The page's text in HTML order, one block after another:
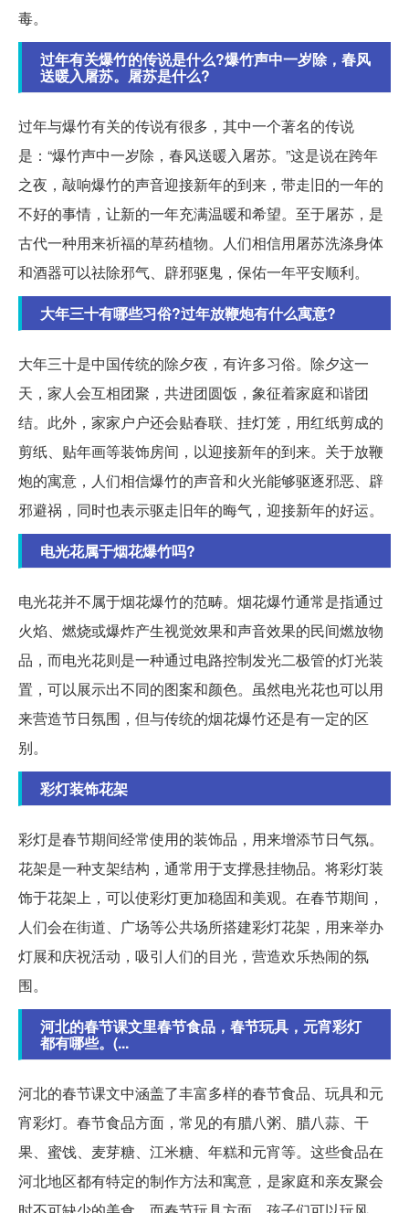
毒。
过年有关爆竹的传说是什么?爆竹声中一岁除，春风
送暖入屠苏。屠苏是什么?
过年与爆竹有关的传说有很多，其中一个著名的传说
是：“爆竹声中一岁除，春风送暖入屠苏。”这是说在跨年
之夜，敲响爆竹的声音迎接新年的到来，带走旧的一年的
不好的事情，让新的一年充满温暖和希望。至于屠苏，是
古代一种用来祈福的草药植物。人们相信用屠苏洗涤身体
和酒器可以祛除邪气、辟邪驱鬼，保佑一年平安顺利。
大年三十有哪些习俗?过年放鞭炮有什么寓意?
大年三十是中国传统的除夕夜，有许多习俗。除夕这一
天，家人会互相团聚，共进团圆饭，象征着家庭和谐团
结。此外，家家户户还会贴春联、挂灯笼，用红纸剪成的
剪纸、贴年画等装饰房间，以迎接新年的到来。关于放鞭
炮的寓意，人们相信爆竹的声音和火光能够驱逐邪恶、辟
邪避祸，同时也表示驱走旧年的晦气，迎接新年的好运。
电光花属于烟花爆竹吗?
电光花并不属于烟花爆竹的范畴。烟花爆竹通常是指通过
火焰、燃烧或爆炸产生视觉效果和声音效果的民间燃放物
品，而电光花则是一种通过电路控制发光二极管的灯光装
置，可以展示出不同的图案和颜色。虽然电光花也可以用
来营造节日氛围，但与传统的烟花爆竹还是有一定的区
别。
彩灯装饰花架
彩灯是春节期间经常使用的装饰品，用来增添节日气氛。
花架是一种支架结构，通常用于支撑悬挂物品。将彩灯装
饰于花架上，可以使彩灯更加稳固和美观。在春节期间，
人们会在街道、广场等公共场所搭建彩灯花架，用来举办
灯展和庆祝活动，吸引人们的目光，营造欢乐热闹的氛
围。
河北的春节课文里春节食品，春节玩具，元宵彩灯
都有哪些。(...
河北的春节课文中涵盖了丰富多样的春节食品、玩具和元
宵彩灯。春节食品方面，常见的有腊八粥、腊八蒜、干
果、蜜饯、麦芽糖、江米糖、年糕和元宵等。这些食品在
河北地区都有特定的制作方法和寓意，是家庭和亲友聚会